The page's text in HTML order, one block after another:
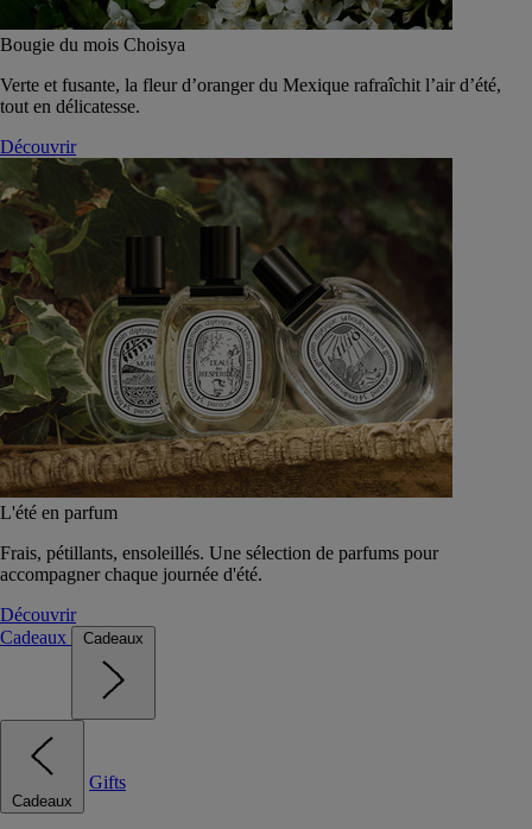
Bougie du mois Choisya
Verte et fusante, la fleur d’oranger du Mexique rafraîchit l’air d’été,
tout en délicatesse.
Découvrir
L'été en parfum
Frais, pétillants, ensoleillés. Une sélection de parfums pour
accompagner chaque journée d'été.
Découvrir
Cadeaux
Cadeaux
Cadeaux
Gifts